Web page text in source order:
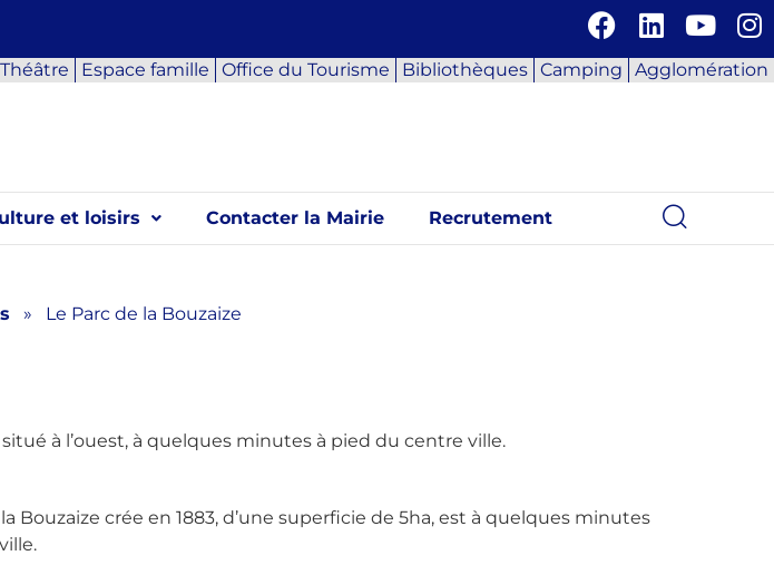
Théâtre Espace famille Office du Tourisme Bibliothèques Camping Agglomération
et loisirs Contacter la Mairie Recrutement
» Le Parc de la Bouzaize
à l’ouest, à quelques minutes à pied du centre ville.
Bouzaize crée en 1883, d’une superficie de 5ha, est à quelques minutes